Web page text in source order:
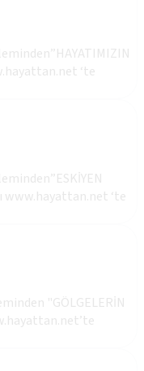
‘te
www.hayattan.net ‘te
"GÖLGELERİN